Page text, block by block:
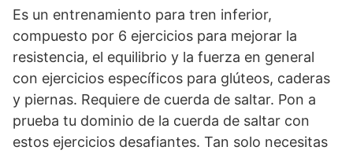
Es un entrenamiento para tren inferior,
compuesto por 6 ejercicios para mejorar la
resistencia, el equilibrio y la fuerza en general
con ejercicios específicos para glúteos, caderas
y piernas. Requiere de cuerda de saltar. Pon a
prueba tu dominio de la cuerda de saltar con
estos ejercicios desafiantes. Tan solo necesitas